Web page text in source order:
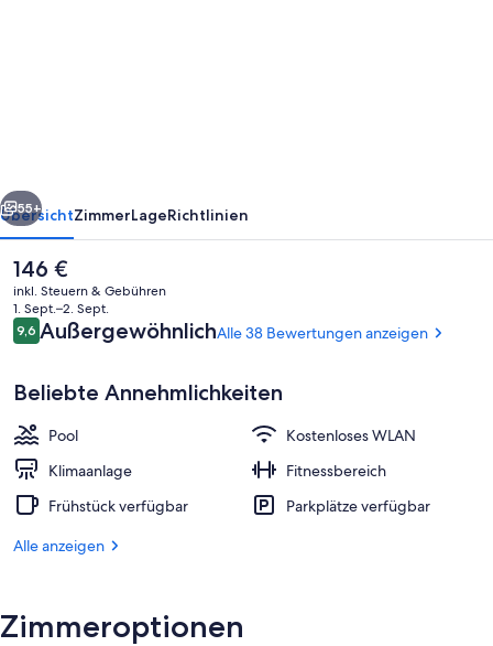
Terrasse/Patio
Weiter
55+
ÜbersichtZimmerLageRichtlinien
Der
aktuelle
Preis
beträgt
146 €.
146 €
inkl. Steuern & Gebühren
1. Sept.–2. Sept.
Bewertungen
9,69,6 von 10.
AußergewöhnlichAlle 38 Bewertungen anzeigen
Beliebte Annehmlichkeiten
Pool
Kostenloses WLAN
Klimaanlage
Fitnessbereich
Frühstück verfügbar
Parkplätze verfügbar
Alle anzeigen
Zimmeroptionen